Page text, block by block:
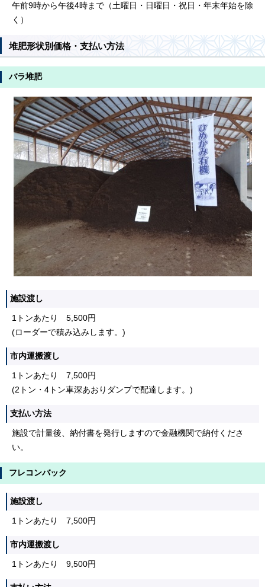
午前9時から午後4時まで（土曜日・日曜日・祝日・年末年始を除
く）
堆肥形状別価格・支払い方法
バラ堆肥
施設渡し
1トンあたり 5,500円
(ローダーで積み込みします。)
市内運搬渡し
1トンあたり 7,500円
(2トン・4トン車深あおりダンプで配達します。)
支払い方法
施設で計量後、納付書を発行しますので金融機関で納付くださ
い。
フレコンバック
施設渡し
1トンあたり 7,500円
市内運搬渡し
1トンあたり 9,500円